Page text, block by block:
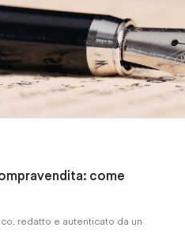
come
redatto e autenticato da un